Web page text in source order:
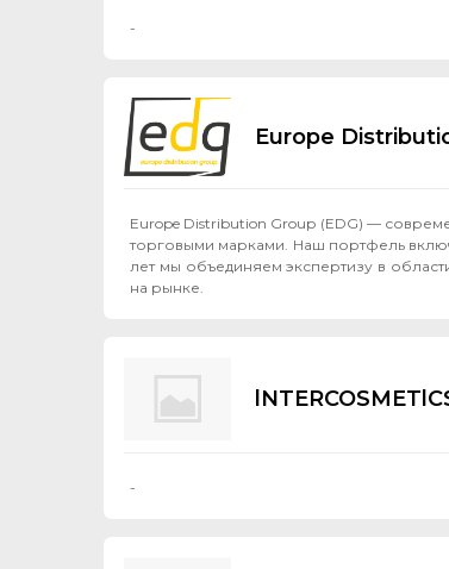
-
Europe
Europe Distribution Group (EDG) —
торговыми марками. Наш портфель
лет мы объединяем экспертизу в
на рынке.
-